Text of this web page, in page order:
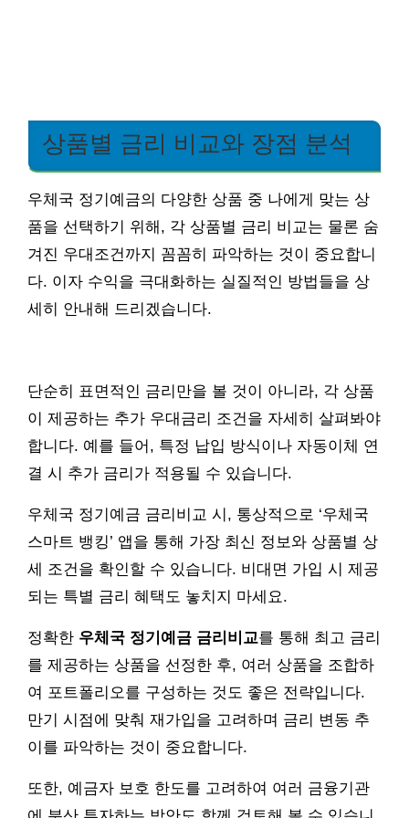
상품별 금리 비교와 장점 분석
우체국 정기예금의 다양한 상품 중 나에게 맞는 상
품을 선택하기 위해, 각 상품별 금리 비교는 물론 숨
겨진 우대조건까지 꼼꼼히 파악하는 것이 중요합니
다. 이자 수익을 극대화하는 실질적인 방법들을 상
세히 안내해 드리겠습니다.
단순히 표면적인 금리만을 볼 것이 아니라, 각 상품
이 제공하는 추가 우대금리 조건을 자세히 살펴봐야
합니다. 예를 들어, 특정 납입 방식이나 자동이체 연
결 시 추가 금리가 적용될 수 있습니다.
우체국 정기예금 금리비교 시, 통상적으로 ‘우체국
스마트 뱅킹’ 앱을 통해 가장 최신 정보와 상품별 상
세 조건을 확인할 수 있습니다. 비대면 가입 시 제공
되는 특별 금리 혜택도 놓치지 마세요.
정확한 우체국 정기예금 금리비교를 통해 최고 금리
를 제공하는 상품을 선정한 후, 여러 상품을 조합하
여 포트폴리오를 구성하는 것도 좋은 전략입니다.
만기 시점에 맞춰 재가입을 고려하며 금리 변동 추
이를 파악하는 것이 중요합니다.
또한, 예금자 보호 한도를 고려하여 여러 금융기관